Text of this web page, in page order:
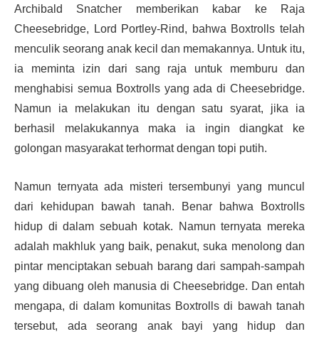
Archibald Snatcher memberikan kabar ke Raja
Cheesebridge, Lord Portley-Rind, bahwa Boxtrolls telah
menculik seorang anak kecil dan memakannya. Untuk itu,
ia meminta izin dari sang raja untuk memburu dan
menghabisi semua Boxtrolls yang ada di Cheesebridge.
Namun ia melakukan itu dengan satu syarat, jika ia
berhasil melakukannya maka ia ingin diangkat ke
golongan masyarakat terhormat dengan topi putih.
Namun ternyata ada misteri tersembunyi yang muncul
dari kehidupan bawah tanah. Benar bahwa Boxtrolls
hidup di dalam sebuah kotak. Namun ternyata mereka
adalah makhluk yang baik, penakut, suka menolong dan
pintar menciptakan sebuah barang dari sampah-sampah
yang dibuang oleh manusia di Cheesebridge. Dan entah
mengapa, di dalam komunitas Boxtrolls di bawah tanah
tersebut, ada seorang anak bayi yang hidup dan